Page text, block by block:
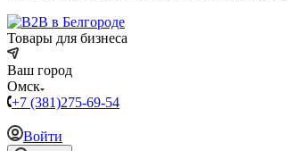
Товары для бизнеса
Ваш город
Омск
+7 (381)275-69-54
Войти